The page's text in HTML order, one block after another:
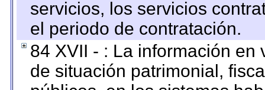
servicios, los servicios
el periodo de contratación.
84 XVII - : La información
de situación patrimonial,